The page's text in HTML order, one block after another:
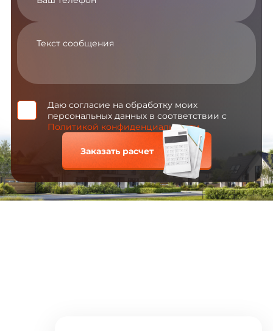
Даю согласие на обработку моих
персональных данных в соответствии с
Политикой конфиденциальности
Заказать расчет